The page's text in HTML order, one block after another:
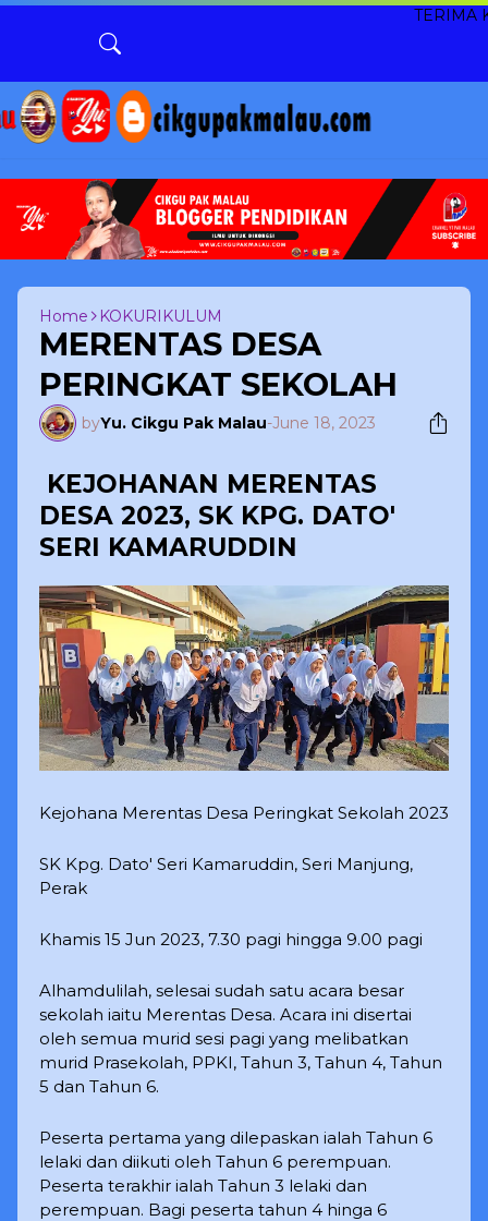
TERIMA KASIH
Home KOKURIKULUM
MERENTAS DESA
PERINGKAT SEKOLAH
byYu. Cikgu Pak Malau-June 18, 2023
KEJOHANAN MERENTAS
DESA 2023, SK KPG. DATO'
SERI KAMARUDDIN
Kejohana Merentas Desa Peringkat Sekolah 2023
SK Kpg. Dato' Seri Kamaruddin, Seri Manjung,
Perak
Khamis 15 Jun 2023, 7.30 pagi hingga 9.00 pagi
Alhamdulilah, selesai sudah satu acara besar
sekolah iaitu Merentas Desa. Acara ini disertai
oleh semua murid sesi pagi yang melibatkan
murid Prasekolah, PPKI, Tahun 3, Tahun 4, Tahun
5 dan Tahun 6.
Peserta pertama yang dilepaskan ialah Tahun 6
lelaki dan diikuti oleh Tahun 6 perempuan.
Peserta terakhir ialah Tahun 3 lelaki dan
perempuan. Bagi peserta tahun 4 hinga 6